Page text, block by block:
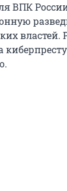
ВПК
властей.